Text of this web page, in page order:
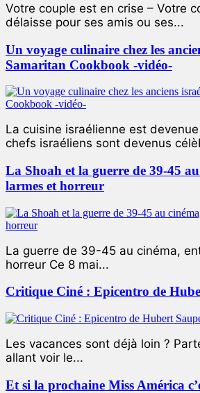
Votre couple est en crise – Votre
délaisse pour ses amis ou ses...
Un voyage culinaire chez les
Samaritan Cookbook -vidéo-
La cuisine israélienne est
chefs israéliens sont devenus
La Shoah et la guerre de 39-45
larmes et horreur
La guerre de 39-45 au cinéma,
horreur Ce 8 mai...
Critique Ciné : Epicentro de
Les vacances sont déjà loin ?
allant voir le...
Et si la prochaine Miss América